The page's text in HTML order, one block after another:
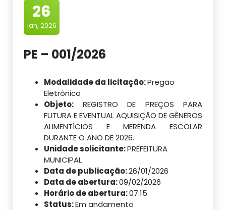
26
jan, 2026
PE – 001/2026
Modalidade da licitação:Pregão
Eletrônico
Objeto: REGISTRO DE PREÇOS PARA
FUTURA E EVENTUAL AQUISIÇÃO DE GÊNEROS
ALIMENTÍCIOS E MERENDA ESCOLAR
DURANTE O ANO DE 2026.
Unidade solicitante:PREFEITURA
MUNICIPAL
Data de publicação:26/01/2026
Data de abertura:09/02/2026
Horário de abertura:07:15
Status:Em andamento